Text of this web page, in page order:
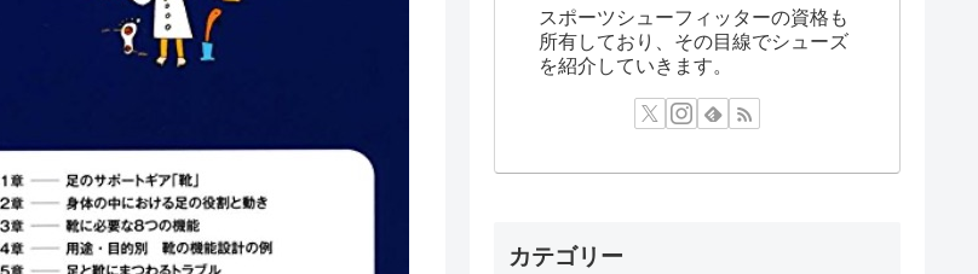
スポーツシューフィッターの資格も
所有しており、その目線でシューズ
を紹介していきます。
カテゴリー